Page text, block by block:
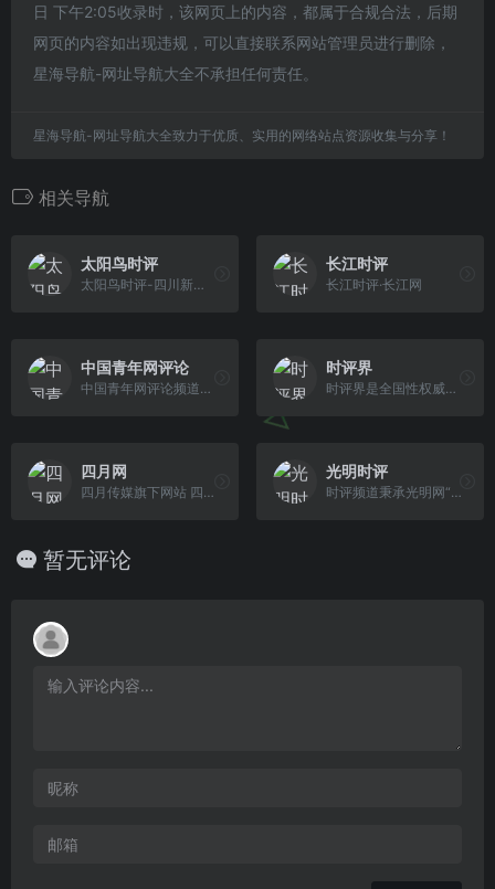
日 下午2:05收录时，该网页上的内容，都属于合规合法，后期
网页的内容如出现违规，可以直接联系网站管理员进行删除，
星海导航-网址导航大全不承担任何责任。
星海导航-网址导航大全致力于优质、实用的网络站点资源收集与分享！
相关导航
太阳鸟时评
太阳鸟时评-四川新闻网
长江时评
长江时评·长江网
中国青年网评论
中国青年网评论频道，以青年的眼光观察世界，以世界的眼光观察青年，是青年观点的汇聚地，是青年意见的发声台。频道旨在培养具有独立思考精神和强烈社会责任感的青年，为广大青年群体提供一个发声、发光、发展的平台，用思想推动中国梦。
时评界
时评界是全国性权威评论发布平台，以倾听民意、为民发声、开化民智、促进发展为己任，在保持评论社会性、针对性、独特性、建设性、时效性等特点的同时，充分发挥互联网功能，使时评界网站成为一个民声发布器和发展推动器。
四月网
四月传媒旗下网站 四月网（M4.CN）秉承“青年视角 中国认同 思想争鸣 全球关怀”的理念，致力于汇聚并培养有理想、有理性、有国际视野、有家国情怀的青 年精英，承继往圣绝学，传播中华文化、推动思想争鸣、塑造社会精神、报效民族中兴。作为华语圈最具影响力的青年思想门户，四月网将塑造一批批不断自我超越和推动社会进步的青年精 英。
光明时评
时评频道秉承光明网“新闻视野、文化视角、思想深度、理论高度”的办网理念，以“直面热点、理性述评、针砭时弊、激浊扬清”为栏目定位。注重内容的精炼和深度，突出时评、原创，集中推出社会、经济、教育、文化、科技等各领域的独家评论，针对重要热点话题能时时发出属于光明网自己独到的声音。主要设置有光明网评论员、光明言论、光 明时评、光明观察、百家争鸣、犀利榜等12个栏目。
暂无评论